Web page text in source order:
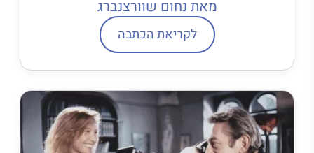
מאת נחום שוורצנברג
לקריאת הכתבה